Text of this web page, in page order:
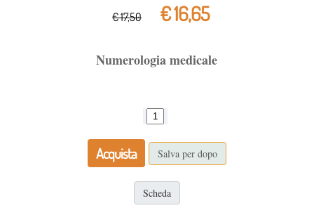
€ 17,50 € 16,65
Numerologia medicale
Acquista Salva per dopo
Scheda